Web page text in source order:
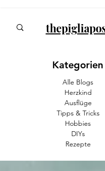
Kategorien
Alle Blogs
Herzkind
Ausflüge
Tipps & Tricks
Hobbies
DIYs
Rezepte